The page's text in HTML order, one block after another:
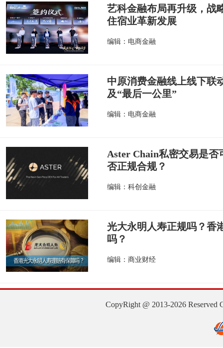
艺科金融布局再升级，战
住宿业革新发展
编辑：电商金融
中原消费金融线上线下联
及“最后一公里”
编辑：电商金融
Aster Chain私密交易是
否正规合规？
编辑：科创金融
光大永明人寿正规吗？香
吗？
编辑：商业财经
CopyRight @ 2013-2026